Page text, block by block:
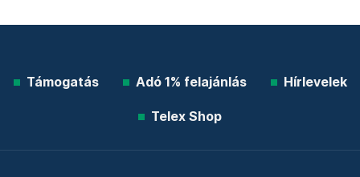
Támogatás Adó 1% felajánlás Hírlevelek
Telex Shop